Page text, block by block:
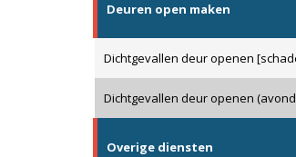
Deuren open maken
Dichtgevallen deur openen
Dichtgevallen deur openen
Overige diensten